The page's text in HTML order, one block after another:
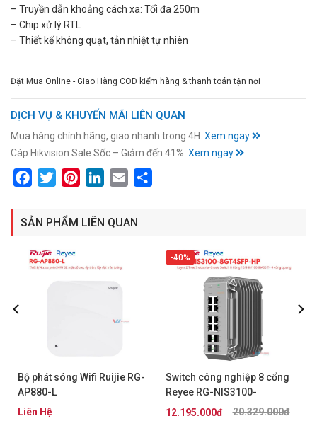
– Truyền dẫn khoảng cách xa: Tối đa 250m
– Chip xử lý RTL
– Thiết kế không quạt, tản nhiệt tự nhiên
Đặt Mua Online - Giao Hàng COD kiểm hàng & thanh toán tận nơi
DỊCH VỤ & KHUYẾN MÃI LIÊN QUAN
Mua hàng chính hãng, giao nhanh trong 4H. Xem ngay
Cáp Hikvision Sale Sốc – Giảm đến 41%. Xem ngay
FacebookTwitterPinterestLinkedIn
Email
SẢN PHẨM LIÊN QUAN
Bộ phát sóng Wifi Ruijie RG-
AP880-L
Liên Hệ
40%
Switch công nghiệp 8 cổng
Reyee RG-NIS3100-
8GT4SFP-HP
20.329.000đ
12.195.000đ